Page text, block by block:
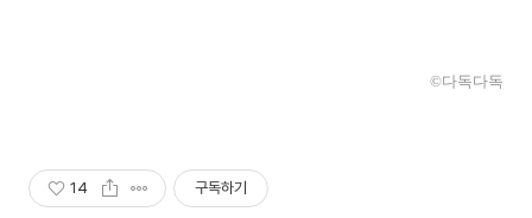
©다독다독
14 구독하기